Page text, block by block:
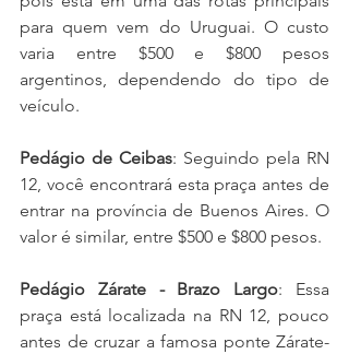
para quem vem do Uruguai. O custo
varia entre $500 e $800 pesos
argentinos, dependendo do tipo de
veículo.
Pedágio de Ceibas: Seguindo pela RN
12, você encontrará esta praça antes de
entrar na província de Buenos Aires. O
valor é similar, entre $500 e $800 pesos.
Pedágio Zárate - Brazo Largo: Essa
praça está localizada na RN 12, pouco
antes de cruzar a famosa ponte Zárate-